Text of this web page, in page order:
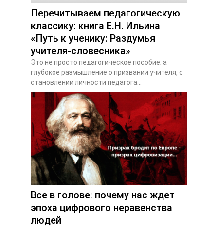
Перечитываем педагогическую
классику: книга Е.Н. Ильина
«Путь к ученику: Раздумья
учителя-словесника»
Это не просто педагогическое пособие, а
глубокое размышление о призвании учителя, о
становлении личности педагога...
Все в голове: почему нас ждет
эпоха цифрового неравенства
людей